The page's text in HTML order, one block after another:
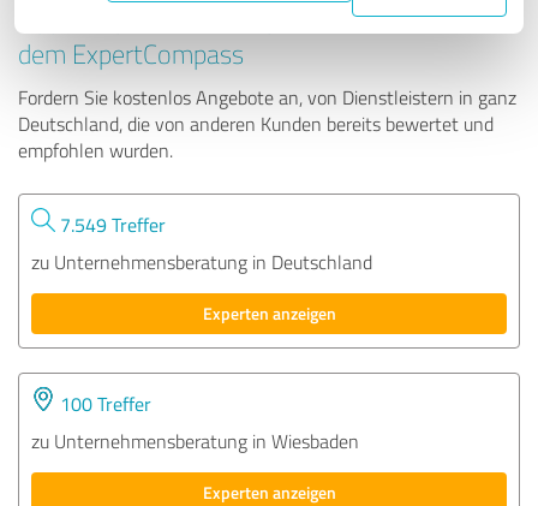
Tipp: Die passenden Experten finden - mit
dem ExpertCompass
Fordern Sie kostenlos Angebote an, von Dienstleistern in ganz
Deutschland, die von anderen Kunden bereits bewertet und
empfohlen wurden.
7.549 Treffer
zu Unternehmensberatung in Deutschland
Experten anzeigen
100 Treffer
zu Unternehmensberatung in Wiesbaden
Experten anzeigen